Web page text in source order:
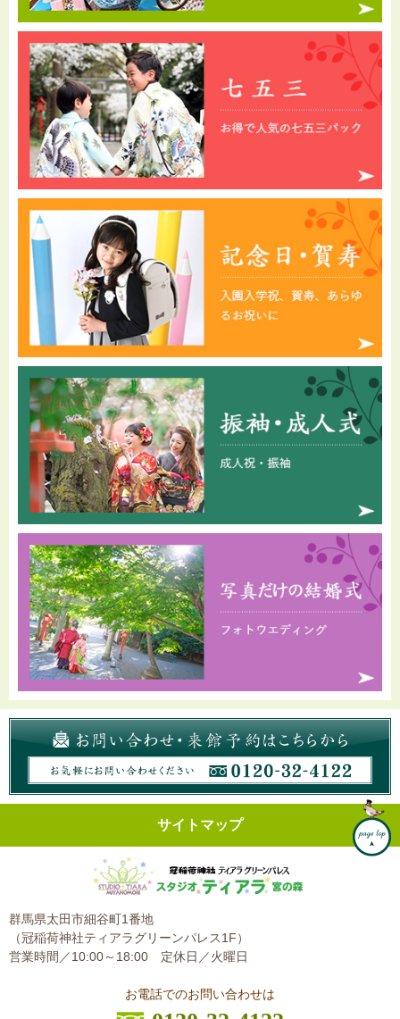
サイトマップ
群馬県太田市細谷町1番地
（冠稲荷神社ティアラグリーンパレス1F）
営業時間／10:00～18:00 定休日／火曜日
お電話でのお問い合わせは